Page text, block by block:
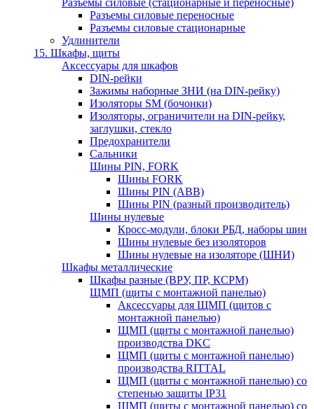
Разъемы силовые (стационарные и переносные)
Разъемы силовые переносные
Разъемы силовые стационарные
Удлинители
15. Шкафы, щиты
Аксессуары для шкафов
DIN-рейки
Зажимы наборные ЗНИ (на DIN-рейку)
Изоляторы SM (бочонки)
Изоляторы, ограничители на DIN-рейку,
заглушки, стекло
Предохранители
Сальники
Шины PIN, FORK
Шины FORK
Шины PIN (АВВ)
Шины PIN (разный производитель)
Шины нулевые
Кросс-модули, блоки РБД, наборы шин
Шины нулевые без изоляторов
Шины нулевые на изоляторе (ШНИ)
Шкафы металлические
Шкафы разные (ВРУ, ПР, КСРМ)
ЩМП (щиты с монтажной панелью)
Аксессуары для ЩМП (щитов с
монтажной панелью)
ЩМП (щиты с монтажной панелью)
производства DKC
ЩМП (щиты с монтажной панелью)
производства RITTAL
ЩМП (щиты с монтажной панелью) со
степенью защиты IP31
ЩМП (щиты с монтажной панелью) со